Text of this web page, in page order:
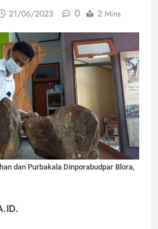
21/06/2023 0 2 Mins
dan Purbakala Dinporabudpar Blora,